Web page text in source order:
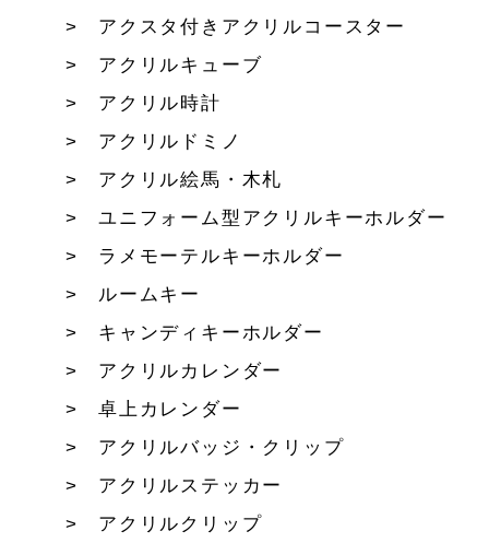
アクスタ付きアクリルコースター
アクリルキューブ
アクリル時計
アクリルドミノ
アクリル絵馬・木札
ユニフォーム型アクリルキーホルダー
ラメモーテルキーホルダー
ルームキー
キャンディキーホルダー
アクリルカレンダー
卓上カレンダー
アクリルバッジ・クリップ
アクリルステッカー
アクリルクリップ